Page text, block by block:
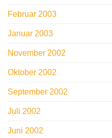
Februar 2003
Januar 2003
November 2002
Oktober 2002
September 2002
Juli 2002
Juni 2002